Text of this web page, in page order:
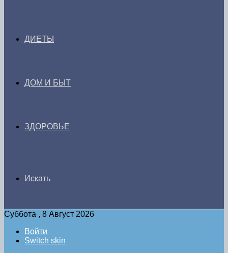
ДИЕТЫ
ДОМ И БЫТ
ЗДОРОВЬЕ
Искать
Суббота , 8 Август 2026
Войти
Switch skin